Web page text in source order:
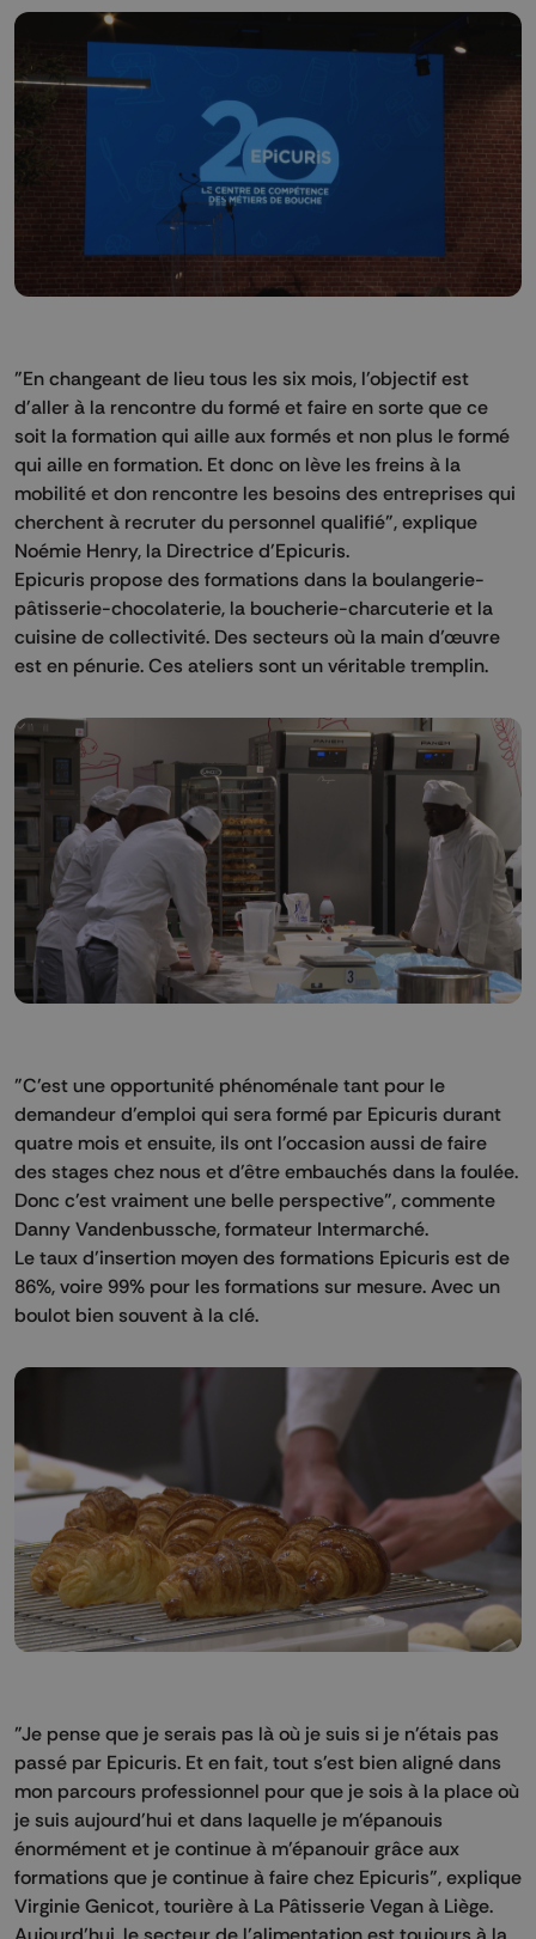
"En changeant de lieu tous les six mois, l'objectif est
d'aller à la rencontre du formé et faire en sorte que ce
soit la formation qui aille aux formés et non plus le formé
qui aille en formation. Et donc on lève les freins à la
mobilité et don rencontre les besoins des entreprises qui
cherchent à recruter du personnel qualifié", explique
Noémie Henry, la Directrice d'Epicuris.
Epicuris propose des formations dans la boulangerie-
pâtisserie-chocolaterie, la boucherie-charcuterie et la
cuisine de collectivité. Des secteurs où la main d’œuvre
est en pénurie. Ces ateliers sont un véritable tremplin.
"C'est une opportunité phénoménale tant pour le
demandeur d'emploi qui sera formé par Epicuris durant
quatre mois et ensuite, ils ont l'occasion aussi de faire
des stages chez nous et d'être embauchés dans la foulée.
Donc c'est vraiment une belle perspective", commente
Danny Vandenbussche, formateur Intermarché.
Le taux d’insertion moyen des formations Epicuris est de
86%, voire 99% pour les formations sur mesure. Avec un
boulot bien souvent à la clé.
"Je pense que je serais pas là où je suis si je n'étais pas
passé par Epicuris. Et en fait, tout s'est bien aligné dans
mon parcours professionnel pour que je sois à la place où
je suis aujourd'hui et dans laquelle je m'épanouis
énormément et je continue à m'épanouir grâce aux
formations que je continue à faire chez Epicuris", explique
Virginie Genicot, tourière à La Pâtisserie Vegan à Liège.
Aujourd’hui, le secteur de l’alimentation est toujours à la